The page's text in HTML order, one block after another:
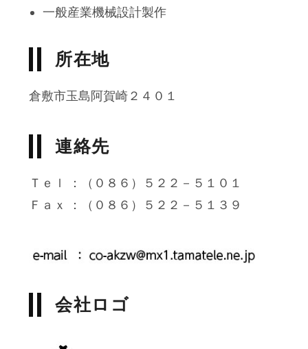
一般産業機械設計製作
所在地
倉敷市玉島阿賀崎２４０１
連絡先
Ｔｅｌ ：（０８６）５２２－５１０１
Ｆａｘ ：（０８６）５２２－５１３９
会社ロゴ